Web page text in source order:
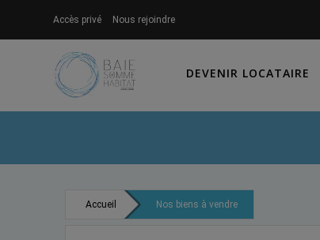
Accès privé Nous rejoindre
DEVENIR LOCATAIRE
Accueil Nos biens à vendre